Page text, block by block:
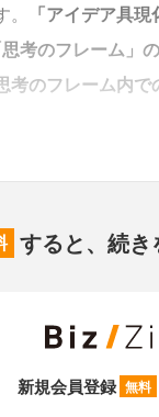
「アイデア具
考のフレーム」
考のフレーム内
すると、続き
新規会員登録 無料